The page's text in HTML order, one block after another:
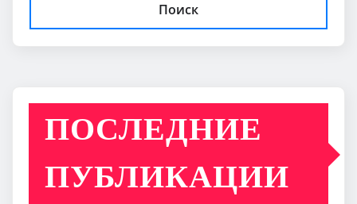
Поиск
ПОСЛЕДНИЕ
ПУБЛИКАЦИИ